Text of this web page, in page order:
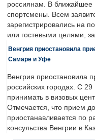
россиянам. В ближайшее
спортсмены. Всем
зарегистрировались на
или гостевыми целями,
Венгрия приостановила
Самаре и Уфе
Венгрия приостановила
российских городах. С
принимать в визовых
Отмечается, что прием
приостанавливается по
консульства Венгрии в